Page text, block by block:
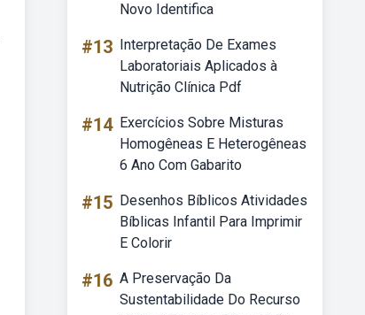
Novo Identifica
#13 Interpretação De Exames
Laboratoriais Aplicados à
Nutrição Clínica Pdf
#14 Exercícios Sobre Misturas
Homogêneas E Heterogêneas
6 Ano Com Gabarito
#15 Desenhos Bíblicos Atividades
Bíblicas Infantil Para Imprimir
E Colorir
#16 A Preservação Da
Sustentabilidade Do Recurso